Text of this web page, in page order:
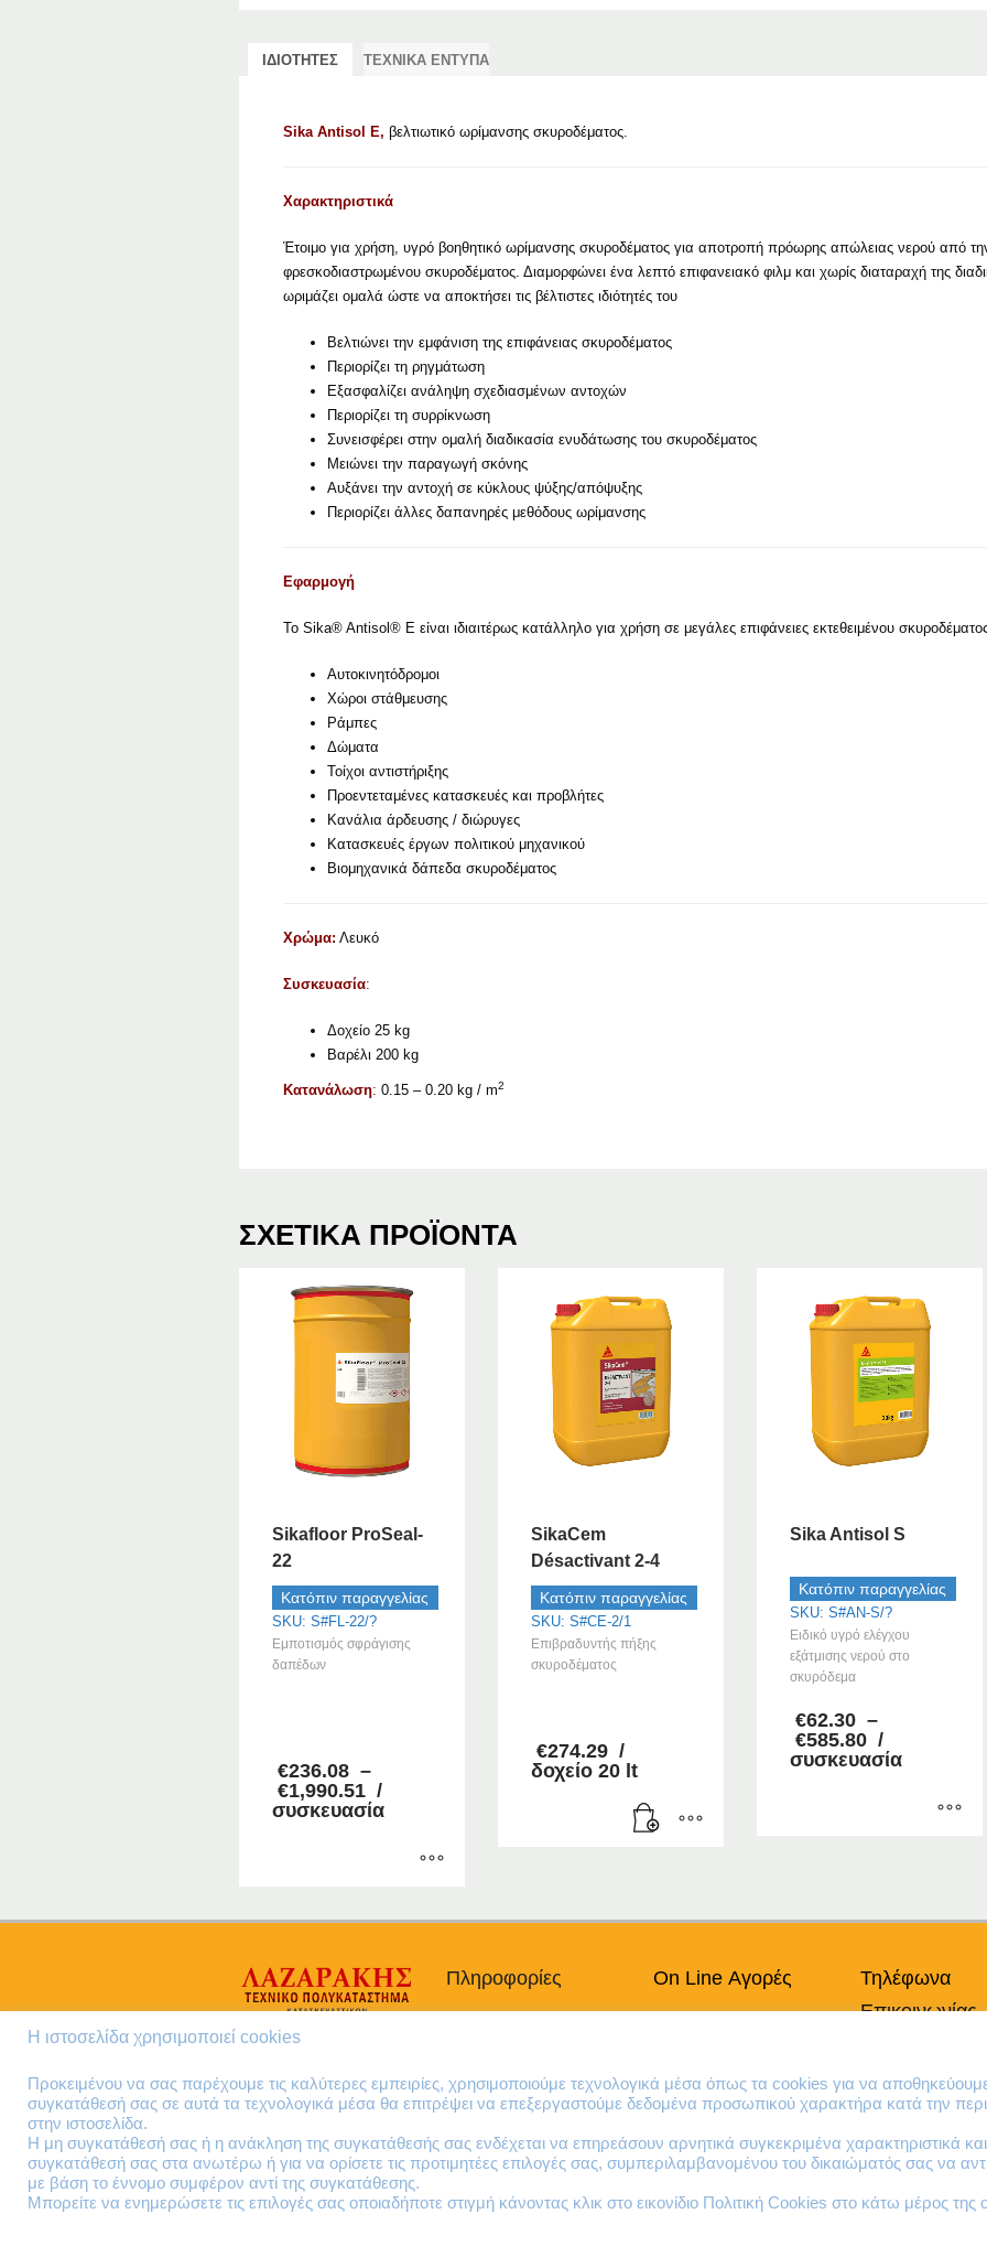
ΙΔΙΟΤΗΤΕΣ ΤΕΧΝΙΚΑ ΕΝΤΥΠΑ
Sika Antisol E, βελτιωτικό ωρίμανσης σκυροδέματος.
Χαρακτηριστικά
Έτοιμο για χρήση, υγρό βοηθητικό ωρίμανσης σκυροδέματος για αποτροπή πρόωρης απώλειας νερού από
φρεσκοδιαστρωμένου σκυροδέματος. Διαμορφώνει ένα λεπτό επιφανειακό φιλμ και χωρίς διαταραχή της
ωριμάζει ομαλά ώστε να αποκτήσει τις βέλτιστες ιδιότητές του
Βελτιώνει την εμφάνιση της επιφάνειας σκυροδέματος
Περιορίζει τη ρηγμάτωση
Εξασφαλίζει ανάληψη σχεδιασμένων αντοχών
Περιορίζει τη συρρίκνωση
Συνεισφέρει στην ομαλή διαδικασία ενυδάτωσης του σκυροδέματος
Μειώνει την παραγωγή σκόνης
Αυξάνει την αντοχή σε κύκλους ψύξης/απόψυξης
Περιορίζει άλλες δαπανηρές μεθόδους ωρίμανσης
Εφαρμογή
Το Sika® Antisol® E είναι ιδιαιτέρως κατάλληλο για χρήση σε μεγάλες επιφάνειες εκτεθειμένου
Αυτοκινητόδρομοι
Χώροι στάθμευσης
Ράμπες
Δώματα
Τοίχοι αντιστήριξης
Προεντεταμένες κατασκευές και προβλήτες
Κανάλια άρδευσης / διώρυγες
Κατασκευές έργων πολιτικού μηχανικού
Βιομηχανικά δάπεδα σκυροδέματος
Χρώμα: Λευκό
Συσκευασία:
Δοχείο 25 kg
Βαρέλι 200 kg
Κατανάλωση: 0.15 – 0.20 kg / m2
ΣΧΕΤΙΚΆ ΠΡΟΪΌΝΤΑ
Sikafloor ProSeal-
22
Κατόπιν παραγγελίας
SKU: S#FL-22/?
Εμποτισμός σφράγισης
δαπέδων
€236.08 –
€1,990.51 Price
range:
through
/
συσκευασία
το
έχει
πολλαπλές
Οι
μπορούν
επιλεγούν
στη
σελίδα
του
SikaCem
Désactivant 2-4
Κατόπιν παραγγελίας
SKU: S#CE-2/1
Επιβραδυντής πήξης
σκυροδέματος
€274.29 /
δοχείο 20 lt
Sika Antisol S
Κατόπιν παραγγελίας
SKU: S#AN-S/?
Ειδικό υγρό ελέγχου
εξάτμισης νερού στο
σκυρόδεμα
€62.30 –
€585.80 Price
range:
through
/
συσκευασία
έχει
παραλλαγές.
Οι
επιλογές
επιλεγούν
στη
σελίδα
του
Πληροφορίες On Line Αγορές
Επιστροφές Προϊόντων
Τηλέφωνα
Επικοινωνίας
210 41 13 280
Η ιστοσελίδα χρησιμοποιεί cookies
Προκειμένου να σας παρέχουμε τις καλύτερες εμπειρίες, χρησιμοποιούμε τεχνολογικά μέσα όπως τα cookies για να
συγκατάθεσή σας σε αυτά τα τεχνολογικά μέσα θα επιτρέψει να επεξεργαστούμε δεδομένα προσωπικού χαρακτήρα κατά την
στην ιστοσελίδα.
Η μη συγκατάθεσή σας ή η ανάκληση της συγκατάθεσής σας ενδέχεται να επηρεάσουν αρνητικά συγκεκριμένα χαρακτηριστικά
συγκατάθεσή σας στα ανωτέρω ή για να ορίσετε τις προτιμητέες επιλογές σας, συμπεριλαμβανομένου του δικαιώματός σας να
με βάση το έννομο συμφέρον αντί της συγκατάθεσης.
Μπορείτε να ενημερώσετε τις επιλογές σας οποιαδήποτε στιγμή κάνοντας κλικ στο εικονίδιο Πολιτική Cookies στο κάτω μέρος της